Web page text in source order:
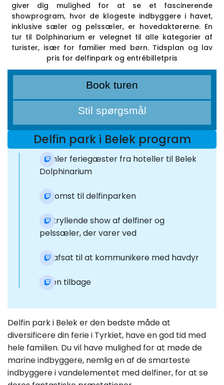
giver dig mulighed for at se et fascinerende
showprogram, hvor de klogeste indbyggere i havet,
inklusive sæler og pelssæler, er hovedaktørerne. En
tur til Dolphinarium er velegnet til alle kategorier af
turister, især for familier med børn. Tidsplan og lav
pris for delfinpark og entrébilletpris
Book turen
Stil spørgsmål
Delfin park i Belek program
Samler feriegæster fra hoteller til Belek
Dolphinarium
Ankomst til delfinparken
Fortryllende show af delfiner og
pelssæler, der varer ved
Tid afsat til at kommunikere med havdyr
Vejen tilbage
Delfin park i Belek er den bedste måde at
diversificere din ferie i Tyrkiet, have en god tid med
hele familien. Du vil have mulighed for at møde de
marine indbyggere, nemlig en af de smarteste
indbyggere i vandelementet med delfiner, for at se